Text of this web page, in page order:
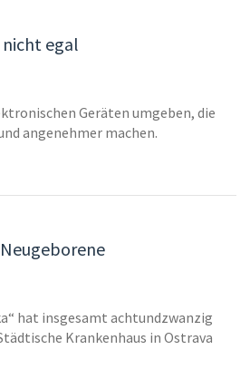
egal
Geräten umgeben, die
angenehmer machen.
hat insgesamt achtundzwanzig
Krankenhaus in Ostrava